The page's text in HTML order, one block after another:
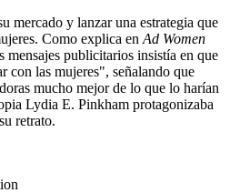
mercado y lanzar una estrategia que
Como explica en Ad Women
publicitarios insistía en que
con las mujeres", señalando que
mucho mejor de lo que lo harían
Lydia E. Pinkham protagonizaba
retrato.